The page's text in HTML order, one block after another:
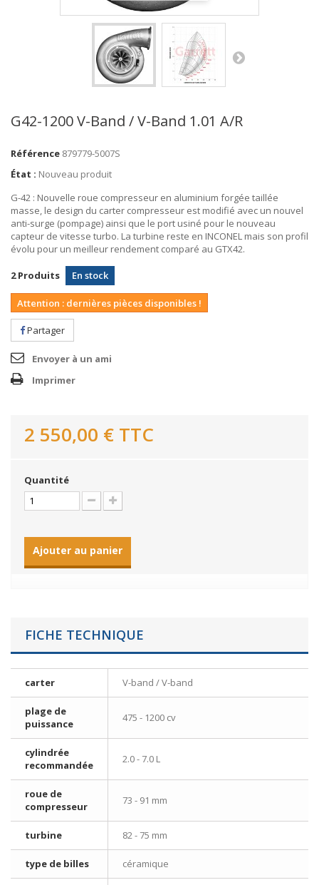
G42-1200 V-Band / V-Band 1.01 A/R
Référence 879779-5007S
État : Nouveau produit
G-42 : Nouvelle roue compresseur en aluminium forgée taillée
masse, le design du carter compresseur est modifié avec un nouvel
anti-surge (pompage) ainsi que le port usiné pour le nouveau
capteur de vitesse turbo. La turbine reste en INCONEL mais son profil
évolu pour un meilleur rendement comparé au GTX42.
2 Produits En stock
Attention : dernières pièces disponibles !
Partager
Envoyer à un ami
Imprimer
2 550,00 € TTC
Quantité
Ajouter au panier
FICHE TECHNIQUE
carter V-band / V-band
plage de
puissance
475 - 1200 cv
cylindrée
recommandée
2.0 - 7.0 L
roue de
compresseur
73 - 91 mm
turbine 82 - 75 mm
type de billes céramique